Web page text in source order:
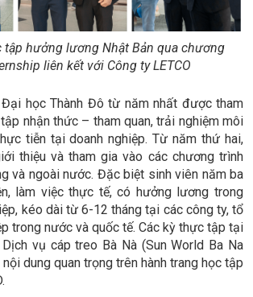
tập hưởng lương Nhật Bản qua chương
liên kết với Công ty LETCO
học Thành Đô từ năm nhất được tham
nhận thức – tham quan, trải nghiệm môi
tiễn tại doanh nghiệp. Từ năm thứ hai,
thiệu và tham gia vào các chương trình
và ngoài nước. Đặc biệt sinh viên năm ba
làm việc thực tế, có hưởng lương trong
kéo dài từ 6-12 tháng tại các công ty, tổ
trong nước và quốc tế. Các kỳ thực tập tại
vụ cáp treo Bà Nà (Sun World Ba Na
dung quan trọng trên hành trang học tập